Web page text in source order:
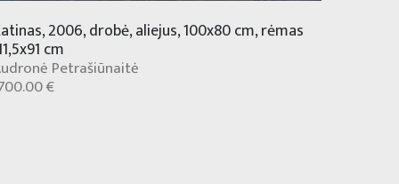
2006, drobė, aliejus, 100x80 cm, rėmas
cm
Petrašiūnaitė
€